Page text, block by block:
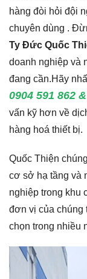
hàng đòi hỏi đội
chuyên dùng .
Ty Đức Quốc
doanh nghiệp và
đang cần.Hãy
0904 591 862
vấn kỹ hơn về
hàng hoá thiết bị.
Quốc Thiện
cơ sở hạ tầng và
nghiệp trong khu
đơn vị của chúng
chọn trong nhiều